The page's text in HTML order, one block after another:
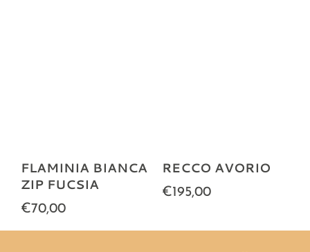
FLAMINIA BIANCA
ZIP FUCSIA
€70,00
RECCO AVORIO
€195,00